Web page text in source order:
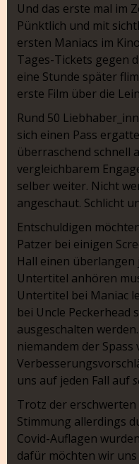
Und das erste mal im
Pünktlich und mit
ersten Maniacs im
Tages-Tickets gegen
eine Stunde später
erste Film über die
Rund 50
sich einen Pass
überraschend schnell
vergleichbarem
selber weiter. Nicht
angeschaut. Schlicht
Entschuldigen
Patzer bei einigen
Hall einen
Untertitel anhören
Untertitel bei Maniac
bei Uncle Peckerhead
ausgeschalten
niemandem der
uns auf jeden Fall auf
Trotz der
Stimmung allerdings
Covid-Auflagen
dafür möchten wir